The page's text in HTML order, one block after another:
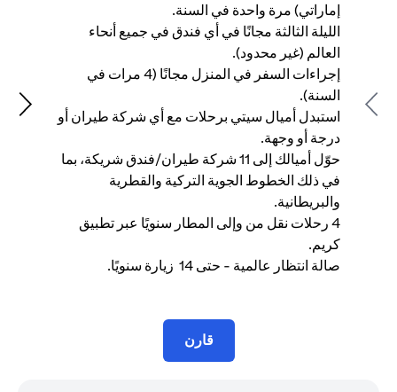
Previous
إماراتي) مرة واحدة في السنة.
الليلة الثالثة مجانًا في أي فندق في جميع أنحاء
العالم (غير محدود).
إجراءات السفر في المنزل مجانًا (4 مرات في
السنة).
استبدل أميال سيتي برحلات مع أي شركة طيران أو
درجة أو وجهة.
حوّل أميالك إلى 11 شركة طيران/فندق شريكة، بما
في ذلك الخطوط الجوية التركية والقطرية
والبريطانية.
4 رحلات نقل من وإلى المطار سنويًا عبر تطبيق
كريم.
صالة انتظار عالمية - حتى 14 زيارة سنويًا.
قارن